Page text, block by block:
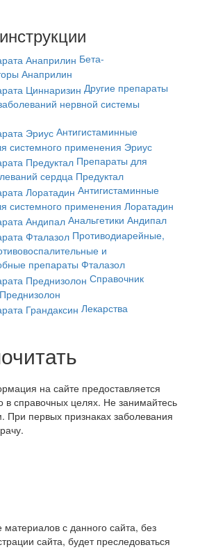
Бета-
Анаприлин
Другие препараты
нервной системы
Антигистаминные
системного применения Эриус
Препараты для
сердца Предуктал
Антигистаминные
системного применения Лоратадин
Анальгетики Андипал
Противодиарейные,
и
препараты Фталазол
Справочник
Преднизолон
Лекарства
на сайте предоставляется
в справочных целях. Не занимайтесь
При первых признаках заболевания
с данного сайта, без
сайта, будет преследоваться